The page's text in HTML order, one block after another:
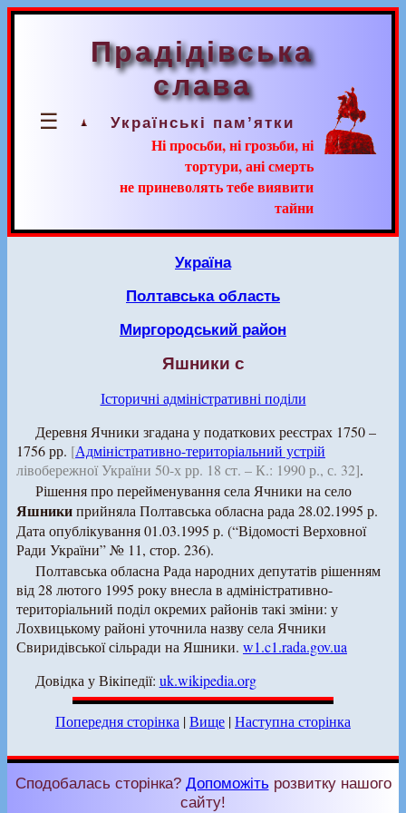
☰
Прадідівська
слава
Українські пам’ятки
Ні просьби, ні грозьби, ні
тортури, ані смерть
не приневолять тебе виявити
тайни
Україна
Полтавська область
Миргородський район
Яшники с
Історичні адміністративні поділи
Деревня Ячники згадана у податкових реєстрах 1750 –
1756 рр. [Адміністративно-територіальний устрій
лівобережної України 50-х рр. 18 ст. – К.: 1990 р., с. 32].
Рішення про перейменування села Ячники на село
Яшникиприйняла Полтавська обласна рада 28.02.1995 р.
Дата опублікування 01.03.1995 р. (“Відомості Верховної
Ради України” № 11, стор. 236).
Полтавська обласна Рада народних депутатів рішенням
від 28 лютого 1995 року внесла в адміністративно-
територіальний поділ окремих районів такі зміни: у
Лохвицькому районі уточнила назву села Ячники
Свиридівської сільради на Яшники. w1.c1.rada.gov.ua
Довідка у Вікіпедії: uk.wikipedia.org
Попередня сторінка |Вище |Наступна сторінка
Сподобалась сторінка? Допоможітьрозвитку нашого
сайту!